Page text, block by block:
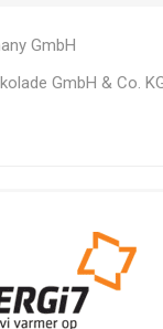
GmbH
GmbH & Co.